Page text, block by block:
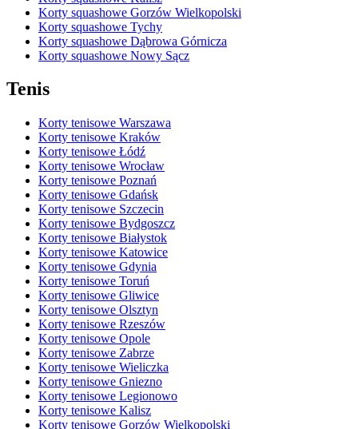
Korty squashowe Gorzów Wielkopolski
Korty squashowe Tychy
Korty squashowe Dąbrowa Górnicza
Korty squashowe Nowy Sącz
Tenis
Korty tenisowe Warszawa
Korty tenisowe Kraków
Korty tenisowe Łódź
Korty tenisowe Wrocław
Korty tenisowe Poznań
Korty tenisowe Gdańsk
Korty tenisowe Szczecin
Korty tenisowe Bydgoszcz
Korty tenisowe Białystok
Korty tenisowe Katowice
Korty tenisowe Gdynia
Korty tenisowe Toruń
Korty tenisowe Gliwice
Korty tenisowe Olsztyn
Korty tenisowe Rzeszów
Korty tenisowe Opole
Korty tenisowe Zabrze
Korty tenisowe Wieliczka
Korty tenisowe Gniezno
Korty tenisowe Legionowo
Korty tenisowe Kalisz
Korty tenisowe Gorzów Wielkopolski